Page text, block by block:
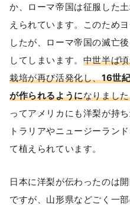
か、ローマ帝国は征服した
えられています。このため
したが、ローマ帝国の滅亡
してしまいます。 中世半ば
栽培が再び活発化し、16世
が作られるようになりまし
ってアメリカにも洋梨が持
トラリアやニュージーラン
て植えられています。
日本に洋梨が伝わったのは
ですが、山形県などごく一